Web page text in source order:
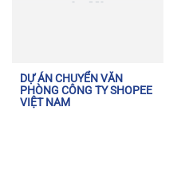
DỰ ÁN CHUYỂN VĂN
PHÒNG CÔNG TY SHOPEE
VIỆT NAM